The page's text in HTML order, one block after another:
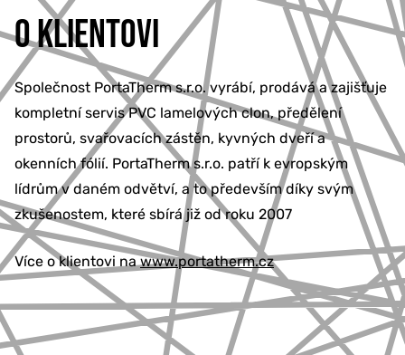
O KLIENTOVI
Společnost PortaTherm s.r.o. vyrábí, prodává a zajišťuje
kompletní servis PVC lamelových clon, předělení
prostorů, svařovacích zástěn, kyvných dveří a
okenních fólií. PortaTherm s.r.o. patří k evropským
lídrům v daném odvětví, a to především díky svým
zkušenostem, které sbírá již od roku 2007
Více o klientovi nawww.portatherm.cz